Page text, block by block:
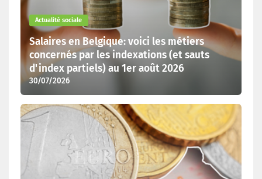
Actualité sociale
Salaires en Belgique: voici les métiers
concernés par les indexations (et sauts
d'index partiels) au 1er août 2026
30/07/2026